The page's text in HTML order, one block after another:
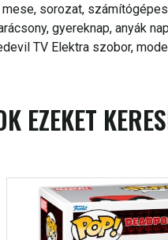
sorozat,
gyereknap, anyák
TV Elektra szobor,
EZEKET